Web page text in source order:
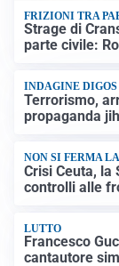
FRIZIONI TRA
Strage di
parte civile:
INDAGINE DIGOS
Terrorismo,
propaganda
NON SI FERMA
Crisi Ceuta, la
controlli alle
LUTTO
Francesco
cantautore